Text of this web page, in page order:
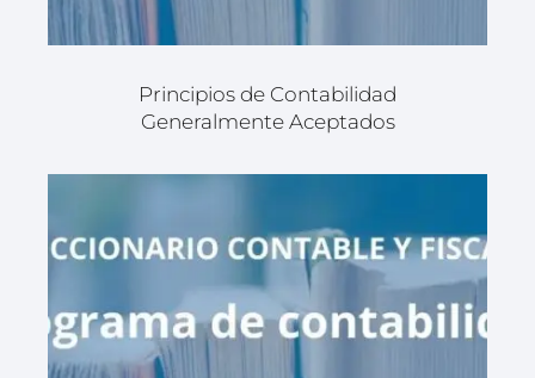
Principios de Contabilidad
Generalmente Aceptados